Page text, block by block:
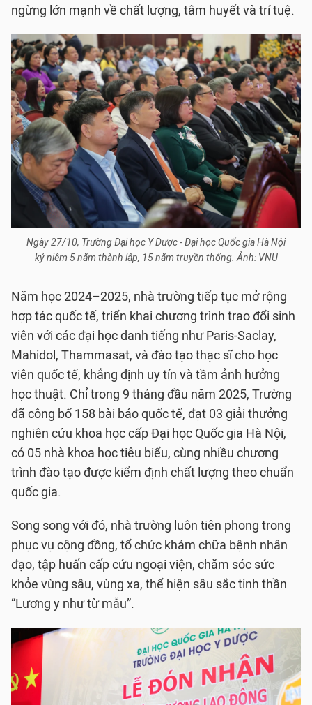
ngừng lớn mạnh về chất lượng, tâm huyết và trí tuệ.
Ngày 27/10, Trường Đại học Y Dược - Đại học Quốc gia Hà Nội
kỷ niệm 5 năm thành lập, 15 năm truyền thống. Ảnh: VNU
Năm học 2024–2025, nhà trường tiếp tục mở rộng
hợp tác quốc tế, triển khai chương trình trao đổi sinh
viên với các đại học danh tiếng như Paris-Saclay,
Mahidol, Thammasat, và đào tạo thạc sĩ cho học
viên quốc tế, khẳng định uy tín và tầm ảnh hưởng
học thuật. Chỉ trong 9 tháng đầu năm 2025, Trường
đã công bố 158 bài báo quốc tế, đạt 03 giải thưởng
nghiên cứu khoa học cấp Đại học Quốc gia Hà Nội,
có 05 nhà khoa học tiêu biểu, cùng nhiều chương
trình đào tạo được kiểm định chất lượng theo chuẩn
quốc gia.
Song song với đó, nhà trường luôn tiên phong trong
phục vụ cộng đồng, tổ chức khám chữa bệnh nhân
đạo, tập huấn cấp cứu ngoại viện, chăm sóc sức
khỏe vùng sâu, vùng xa, thể hiện sâu sắc tinh thần
“Lương y như từ mẫu”.